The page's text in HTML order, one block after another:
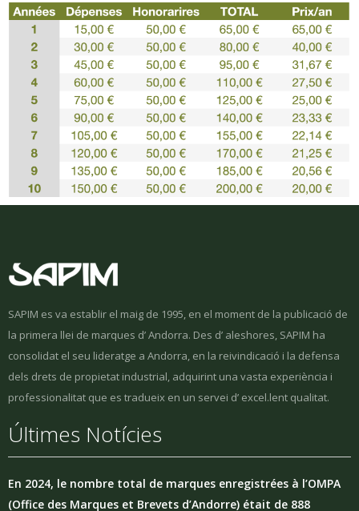
SAPIM es va establir el maig de 1995, en el moment de la publicació de
la primera llei de marques d’ Andorra. Des d’ aleshores, SAPIM ha
consolidat el seu lideratge a Andorra, en la reivindicació i la defensa
dels drets de propietat industrial, adquirint una vasta experiència i
professionalitat que es tradueix en un servei d’ excel.lent qualitat.
Últimes Notícies
En 2024, le nombre total de marques enregistrées à l’OMPA
(Office des Marques et Brevets d’Andorre) était de 888